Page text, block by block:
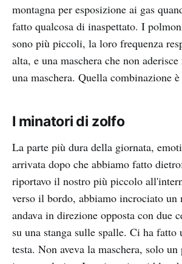
montagna per esposizione ai gas
fatto qualcosa di inaspettato. I
sono più piccoli, la loro frequenza
alta, e una maschera che non
una maschera. Quella combinazione
I minatori di zolfo
La parte più dura della giornata,
arrivata dopo che abbiamo fatto
riportavo il nostro più piccolo
verso il bordo, abbiamo incrociato un
andava in direzione opposta con due
su una stanga sulle spalle. Ci ha fatto
testa. Non aveva la maschera, solo